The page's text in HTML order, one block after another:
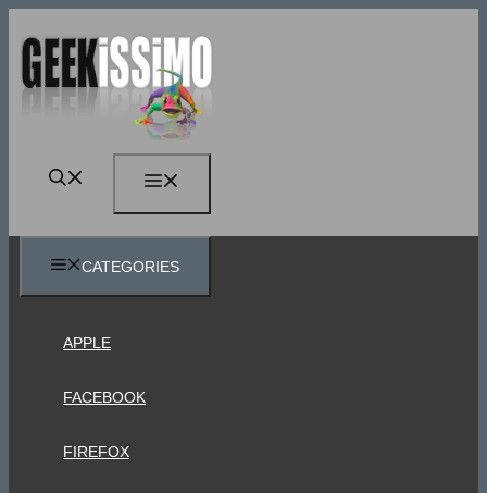
contenuto
CATEGORIES
APPLE
FACEBOOK
FIREFOX